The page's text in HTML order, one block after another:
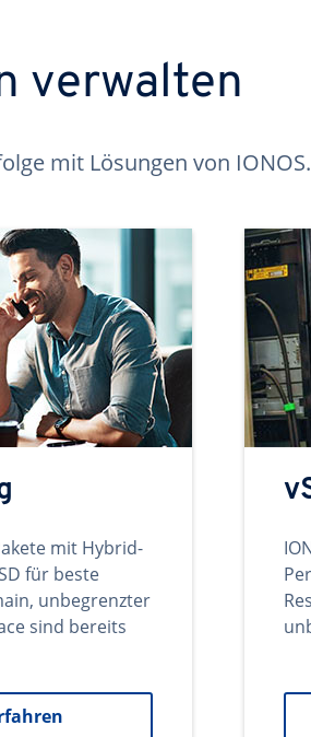
verwalten
mit Lösungen von IONOS.
mit Hybrid-
für beste
unbegrenzter
sind bereits